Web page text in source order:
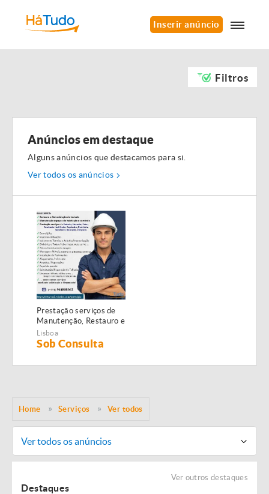
Inserir anúncio
Filtros
Anúncios em destaque
Alguns anúncios que destacamos para si.
Ver todos os anúncios
Prestação serviços de
Manutenção, Restauro e
Remodelação de
imóveis!
Lisboa
Sob Consulta
Home Serviços Ver todos
Ver todos os anúncios
Ver outros destaques
Destaques